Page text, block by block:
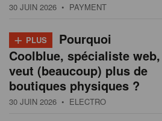
30 JUIN 2026 • PAYMENT
+ PLUS
Pourquoi
Coolblue, spécialiste web,
veut (beaucoup) plus de
boutiques physiques ?
30 JUIN 2026 • ELECTRO